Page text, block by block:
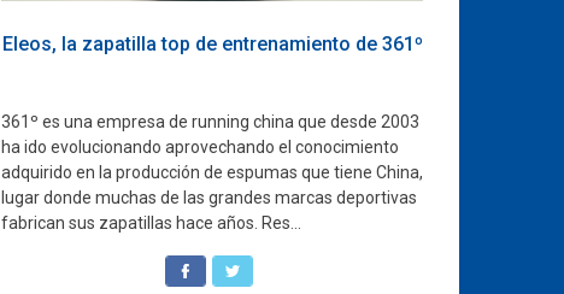
Eleos, la zapatilla top de entrenamiento de 361º
361º es una empresa de running china que desde 2003
ha ido evolucionando aprovechando el conocimiento
adquirido en la producción de espumas que tiene China,
lugar donde muchas de las grandes marcas deportivas
fabrican sus zapatillas hace años. Res...